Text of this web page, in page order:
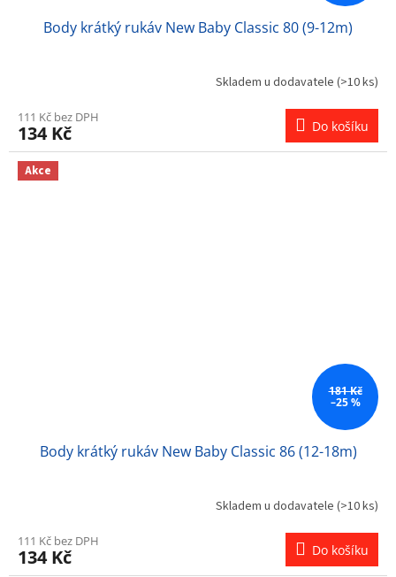
Body krátký rukáv New Baby Classic 80 (9-12m)
Skladem u dodavatele (>10 ks)
111 Kč bez DPH
134 Kč Do košíku
Akce
181 Kč
–25 %
Body krátký rukáv New Baby Classic 86 (12-18m)
Skladem u dodavatele (>10 ks)
111 Kč bez DPH
134 Kč Do košíku